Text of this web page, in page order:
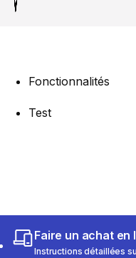
Fonctionnalités
Test
Faire un achat en
Instructions détaillées